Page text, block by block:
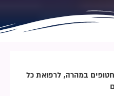
במהרה, לרפואת כל